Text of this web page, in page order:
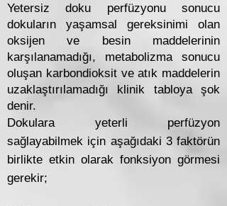
Yetersiz doku perfüzyonu sonucu
dokuların yaşamsal gereksinimi olan
oksijen ve besin maddelerinin
karşılanamadığı, metabolizma sonucu
oluşan karbondioksit ve atık maddelerin
uzaklaştırılamadığı klinik tabloya şok
denir.
Dokulara yeterli perfüzyon
sağlayabilmek için aşağıdaki 3 faktörün
birlikte etkin olarak fonksiyon görmesi
gerekir;